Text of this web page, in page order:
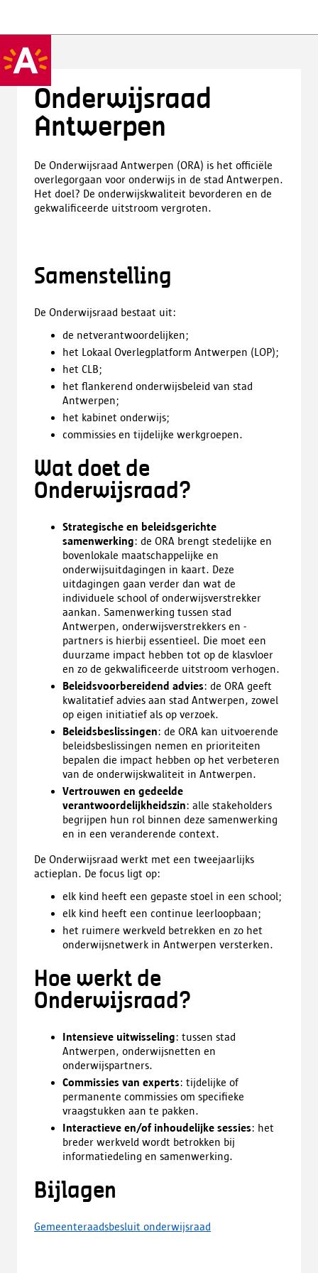
Onderwijsraad
Antwerpen
De Onderwijsraad Antwerpen (ORA) is het officiële
overlegorgaan voor onderwijs in de stad Antwerpen.
Het doel? De onderwijskwaliteit bevorderen en de
gekwalificeerde uitstroom vergroten.
Samenstelling
De Onderwijsraad bestaat uit:
de netverantwoordelijken;
het Lokaal Overlegplatform Antwerpen (LOP);
het CLB;
het flankerend onderwijsbeleid van stad
Antwerpen;
het kabinet onderwijs;
commissies en tijdelijke werkgroepen.
Wat doet de
Onderwijsraad?
Strategische en beleidsgerichte
samenwerking: de ORA brengt stedelijke en
bovenlokale maatschappelijke en
onderwijsuitdagingen in kaart. Deze
uitdagingen gaan verder dan wat de
individuele school of onderwijsverstrekker
aankan. Samenwerking tussen stad
Antwerpen, onderwijsverstrekkers en -
partners is hierbij essentieel. Die moet een
duurzame impact hebben tot op de klasvloer
en zo de gekwalificeerde uitstroom verhogen.
Beleidsvoorbereidend advies: de ORA geeft
kwalitatief advies aan stad Antwerpen, zowel
op eigen initiatief als op verzoek.
Beleidsbeslissingen: de ORA kan uitvoerende
beleidsbeslissingen nemen en prioriteiten
bepalen die impact hebben op het verbeteren
van de onderwijskwaliteit in Antwerpen.
Vertrouwen en gedeelde
verantwoordelijkheidszin: alle stakeholders
begrijpen hun rol binnen deze samenwerking
en in een veranderende context.
De Onderwijsraad werkt met een tweejaarlijks
actieplan. De focus ligt op:
elk kind heeft een gepaste stoel in een school;
elk kind heeft een continue leerloopbaan;
het ruimere werkveld betrekken en zo het
onderwijsnetwerk in Antwerpen versterken.
Hoe werkt de
Onderwijsraad?
Intensieve uitwisseling: tussen stad
Antwerpen, onderwijsnetten en
onderwijspartners.
Commissies van experts: tijdelijke of
permanente commissies om specifieke
vraagstukken aan te pakken.
Interactieve en/of inhoudelijke sessies: het
breder werkveld wordt betrokken bij
informatiedeling en samenwerking.
Bijlagen
Gemeenteraadsbesluit onderwijsraad